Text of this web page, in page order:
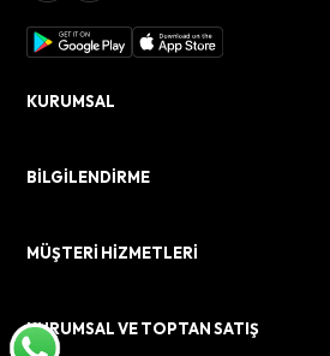
KURUMSAL
BİLGİLENDİRME
MÜŞTERİ HİZMETLERİ
KURUMSAL VE TOPTAN SATIŞ